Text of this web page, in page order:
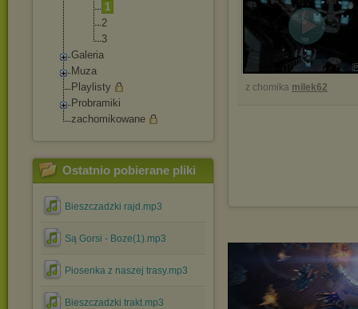
1
2
3
Galeria
Muza
Playlisty
Probramiki
zachomikowane
Ostatnio pobierane pliki
Bieszczadzki rajd.mp3
Są Gorsi - Boze(1).mp3
Piosenka z naszej trasy.mp3
Bieszczadzki trakt.mp3
z chomika milek62